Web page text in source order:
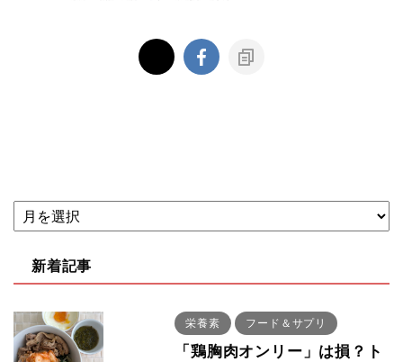
新着記事
栄養素 フード＆サプリ
「鶏胸肉オンリー」は損？ト